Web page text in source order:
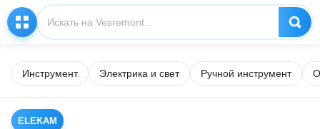
Инструмент Электрика и свет Ручной инструмент
ELEKAM